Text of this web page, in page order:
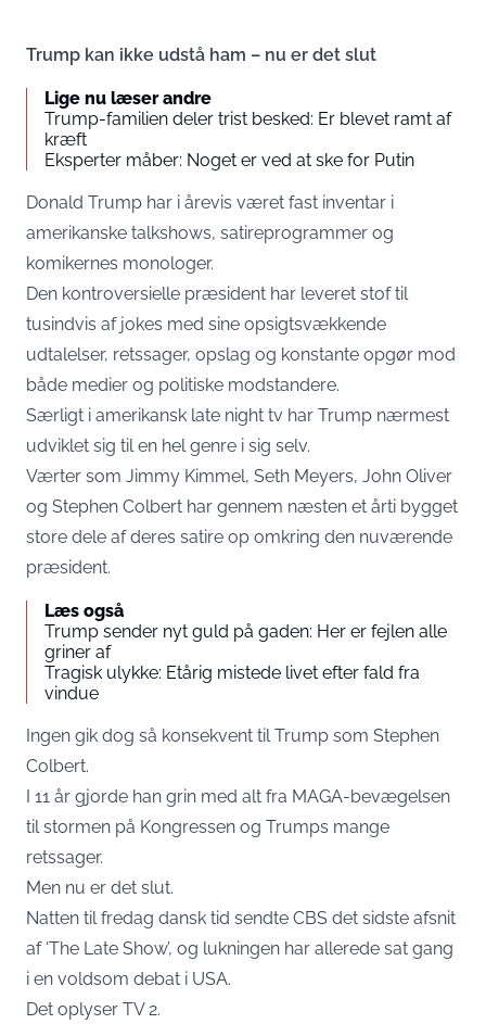
Trump kan ikke udstå ham – nu er det slut
Lige nu læser andre
Trump-familien deler trist besked: Er blevet ramt af
kræft
Eksperter måber: Noget er ved at ske for Putin
Donald Trump har i årevis været fast inventar i
amerikanske talkshows, satireprogrammer og
komikernes monologer.
Den kontroversielle præsident har leveret stof til
tusindvis af jokes med sine opsigtsvækkende
udtalelser, retssager, opslag og konstante opgør mod
både medier og politiske modstandere.
Særligt i amerikansk late night tv har Trump nærmest
udviklet sig til en hel genre i sig selv.
Værter som Jimmy Kimmel, Seth Meyers, John Oliver
og Stephen Colbert har gennem næsten et årti bygget
store dele af deres satire op omkring den nuværende
præsident.
Læs også
Trump sender nyt guld på gaden: Her er fejlen alle
griner af
Tragisk ulykke: Etårig mistede livet efter fald fra
vindue
Ingen gik dog så konsekvent til Trump som Stephen
Colbert.
I 11 år gjorde han grin med alt fra MAGA-bevægelsen
til stormen på Kongressen og Trumps mange
retssager.
Men nu er det slut.
Natten til fredag dansk tid sendte CBS det sidste afsnit
af ‘The Late Show’, og lukningen har allerede sat gang
i en voldsom debat i USA.
Det oplyser TV 2.